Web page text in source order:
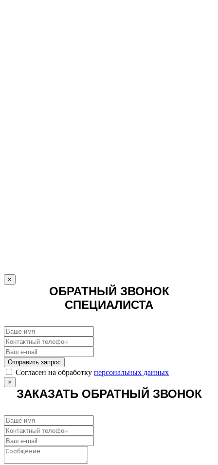
×
ОБРАТНЫЙ ЗВОНОК
СПЕЦИАЛИСТА
Отправить запрос
Cогласен на обработку персональных данных
×
ЗАКАЗАТЬ ОБРАТНЫЙ ЗВОНОК